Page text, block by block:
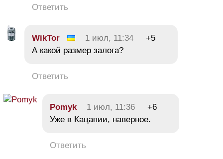
Ответить
WikTor 1 июл, 11:34
+5
А какой размер залога?
Ответить
Pomyk 1 июл, 11:36
+6
Уже в Кацапии, наверное.
Ответить